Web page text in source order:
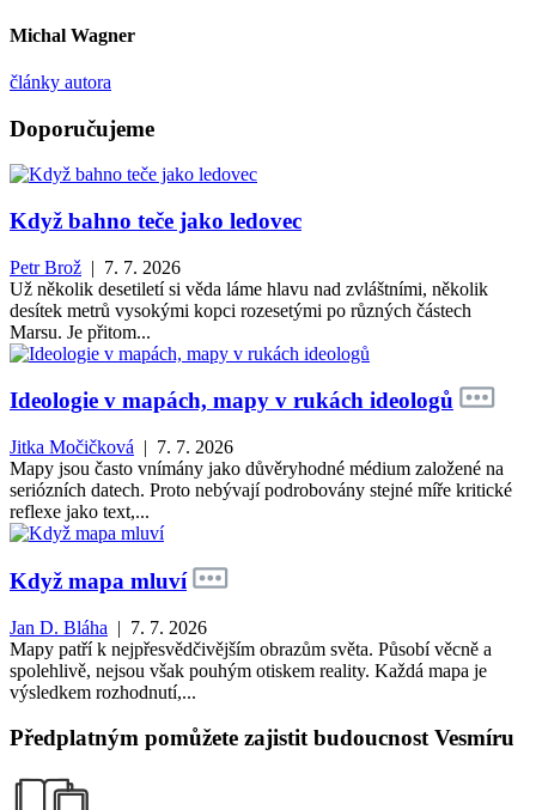
Michal Wagner
články autora
Doporučujeme
Když bahno teče jako ledovec
Petr Brož | 7. 7. 2026
Už několik desetiletí si věda láme hlavu nad zvláštními, několik
desítek metrů vysokými kopci rozesetými po různých částech
Marsu. Je přitom...
Ideologie v mapách, mapy v rukách ideologů
Jitka Močičková | 7. 7. 2026
Mapy jsou často vnímány jako důvěryhodné médium založené na
seriózních datech. Proto nebývají podrobovány stejné míře kritické
reflexe jako text,...
Když mapa mluví
Jan D. Bláha | 7. 7. 2026
Mapy patří k nejpřesvědčivějším obrazům světa. Působí věcně a
spolehlivě, nejsou však pouhým otiskem reality. Každá mapa je
výsledkem rozhodnutí,...
Předplatným pomůžete zajistit budoucnost Vesmíru